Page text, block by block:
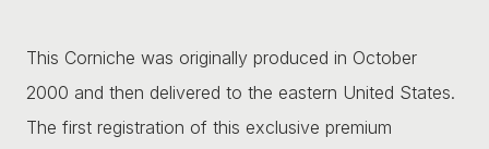
This Corniche was originally produced in October
2000 and then delivered to the eastern United States.
The first registration of this exclusive premium